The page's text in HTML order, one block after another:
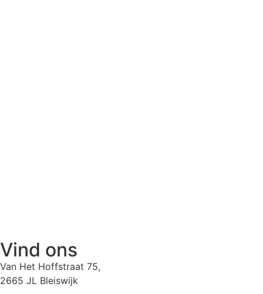
Vind ons
Van Het Hoffstraat 75,
2665 JL Bleiswijk​